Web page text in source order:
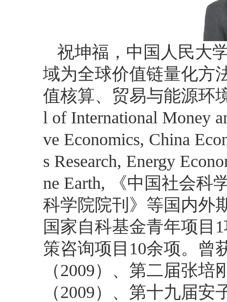
祝坤福，中国人民大
域为全球价值链量化方
值核算、贸易与能源环
l of International Money
ve Economics, China
s Research, Energy
ne Earth, 《中国社会科
科学院院刊》等国内外
国家自科基金青年项目
策咨询项目10余项。曾
（2009）、第二届张
（2009）、第十九届